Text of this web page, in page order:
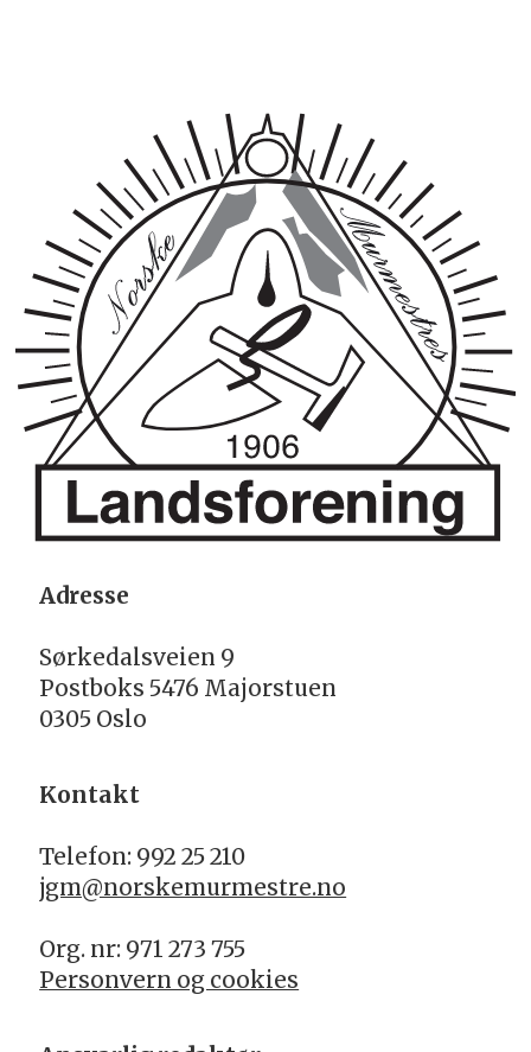
Adresse
Sørkedalsveien 9
Postboks 5476 Majorstuen
0305 Oslo
Kontakt
Telefon: 992 25 210
jgm@norskemurmestre.no
Org. nr: 971 273 755
Personvern og cookies